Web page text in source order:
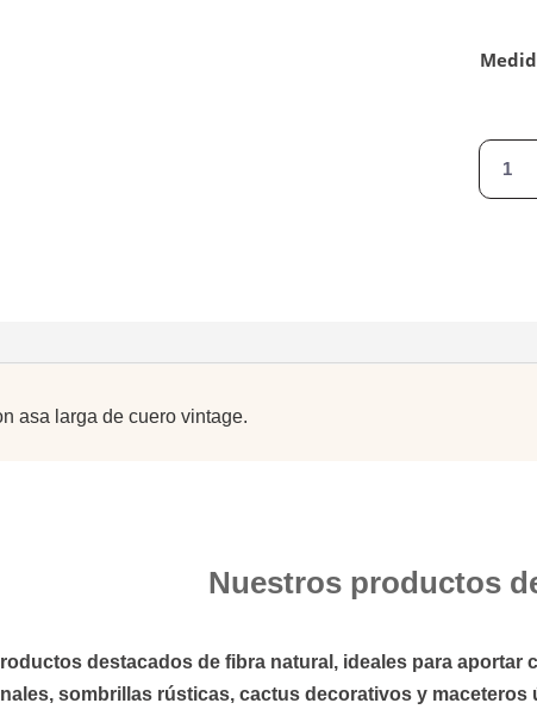
BOLSOS
VINTAGE
asa larga de cuero vintage.
Nuestros productos
destacados de fibra natural, ideales para aportar
sombrillasrústicas, cactusdecorativos y maceteros